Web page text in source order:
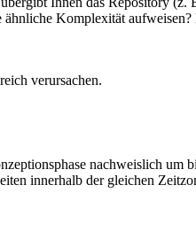
Komplexität
verursachen.
nachweislich um
innerhalb der gleichen